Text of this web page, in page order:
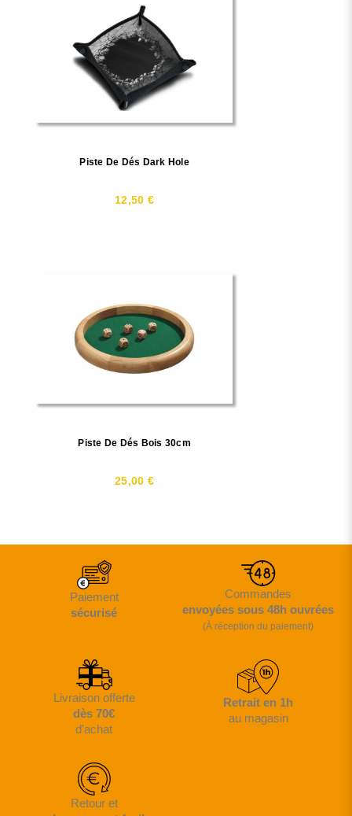
Piste De Dés Dark Hole
12,50 €
Piste De Dés Bois 30cm
25,00 €
Paiement
sécurisé
Commandes
envoyées sous 48h ouvrées
(À réception du paiement)
Livraison offerte
dès 70€
d'achat
Retrait en 1h
au magasin
Retour et